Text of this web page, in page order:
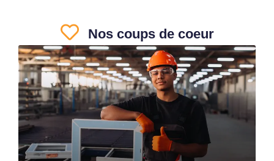
Nos coups de coeur